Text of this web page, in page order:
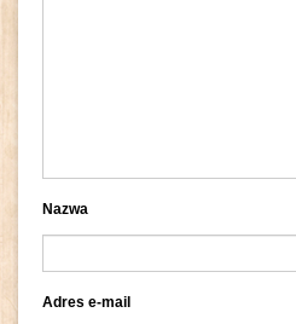
Nazwa
Adres e-mail